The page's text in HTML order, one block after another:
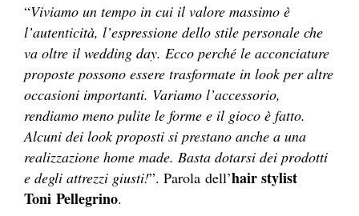
“Viviamo un tempo in cui il valore massimo è
l’autenticità, l’espressione dello stile personale che
va oltre il wedding day. Ecco perché le acconciature
proposte possono essere trasformate in look per altre
occasioni importanti. Variamo l’accessorio,
rendiamo meno pulite le forme e il gioco è fatto.
Alcuni dei look proposti si prestano anche a una
realizzazione home made. Basta dotarsi dei prodotti
e degli attrezzi giusti!”. Parola dell’hair stylist
Toni Pellegrino.